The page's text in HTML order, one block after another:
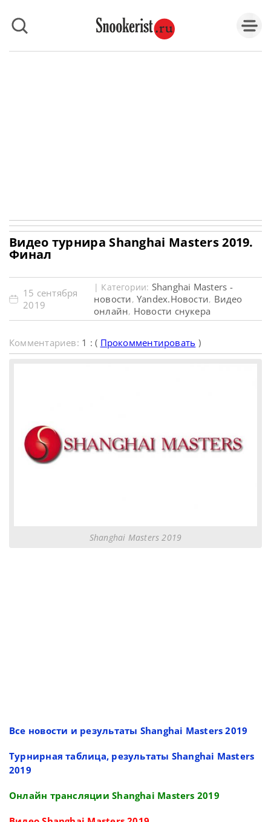
Видео турнира Shanghai Masters 2019.
Финал
15 сентября
2019
| Категории: Shanghai Masters -
новости, Yandex.Новости, Видео
онлайн, Новости снукера
Комментариев: 1 : ( Прокомментировать )
Shanghai Masters 2019
Все новости и результаты Shanghai Masters 2019
Турнирная таблица, результаты Shanghai Masters
2019
Онлайн трансляции Shanghai Masters 2019